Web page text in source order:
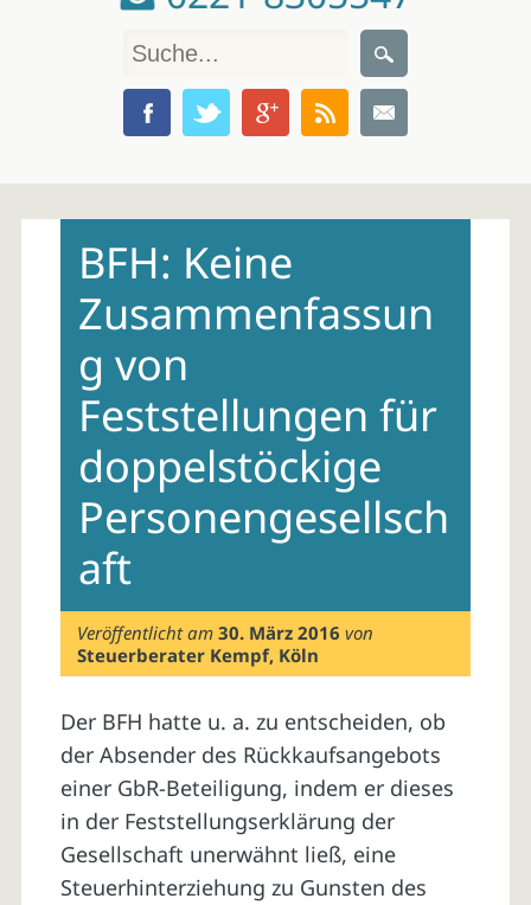
contentBFH: Keine
Zusammenfassun
g von
Feststellungen für
doppelstöckige
Personengesellsch
aft
Veröffentlicht am30. März 2016 von
Steuerberater Kempf, Köln
Der BFH hatte u. a. zu entscheiden, ob
der Absender des Rückkaufsangebots
einer GbR-Beteiligung, indem er dieses
in der Feststellungserklärung der
Gesellschaft unerwähnt ließ, eine
Steuerhinterziehung zu Gunsten des